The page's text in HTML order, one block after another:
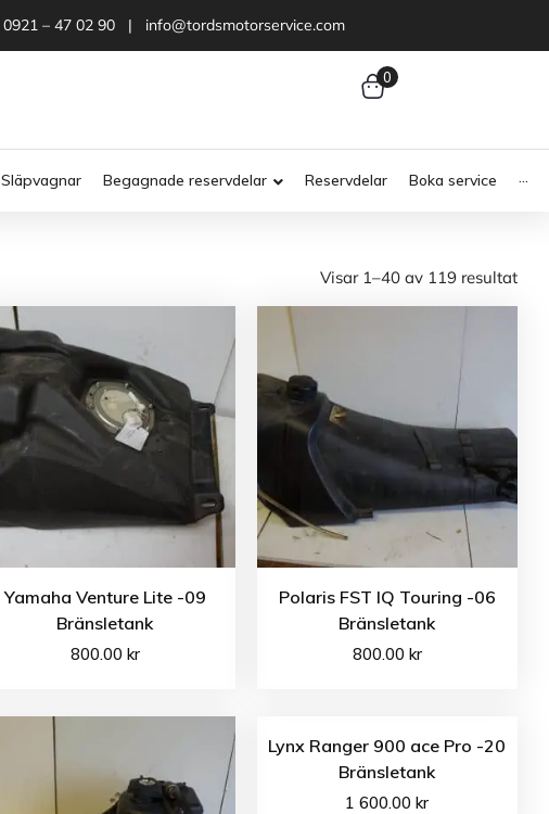
0921 – 47 02 90 | info@tordsmotorservice.com
0
Släpvagnar Begagnade reservdelar Reservdelar Boka service ···
Visar 1–40 av 119 resultat
Yamaha Venture Lite -09
Bränsletank
800.00 kr
Polaris FST IQ Touring -06
Bränsletank
800.00 kr
Lynx Ranger 900 ace Pro -20
Bränsletank
1 600.00kr